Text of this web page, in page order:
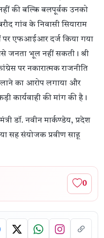
की बल्कि बलपूर्वक उनको
गांव के निवासी सियाराम
पर एफआईआर दर्ज किया गया
जनता भूल नहीं सकती। श्री
पर नकारात्मक राजनीति
का आरोप लगाया और
कार्यवाही की मांग की है।
डॉ. नवीन मार्कण्डेय, प्रदेश
सह संयोजक प्रवीण साहू
0